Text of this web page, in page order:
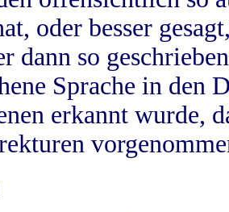
oder besser
dann so
Sprache in
erkannt wurde,